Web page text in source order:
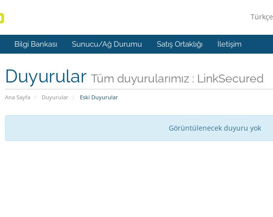
Türkçe
Bilgi Bankası Sunucu/Ağ Durumu Satış Ortaklığı İletişim
Duyurular Tüm duyurularımız : LinkSecured
Ana Sayfa Duyurular Eski Duyurular
Görüntülenecek duyuru yok